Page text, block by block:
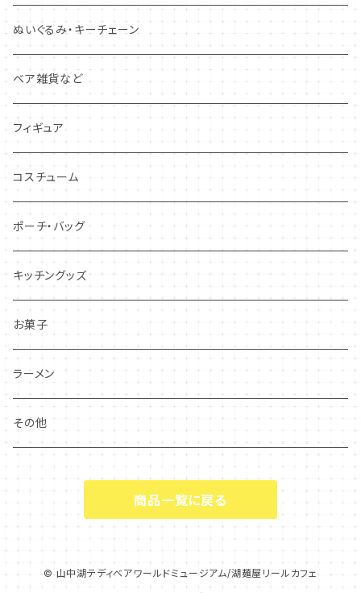
ぬいぐるみ・キーチェーン
ベア雑貨など
フィギュア
コスチューム
ポーチ・バッグ
キッチングッズ
お菓子
ラーメン
その他
商品一覧に戻る
© 山中湖テディベアワールドミュージアム/湖麺屋リールカフェ